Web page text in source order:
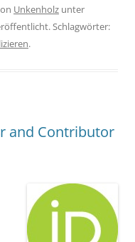
Unkenholz unter
Schlagwörter:
.
and Contributor